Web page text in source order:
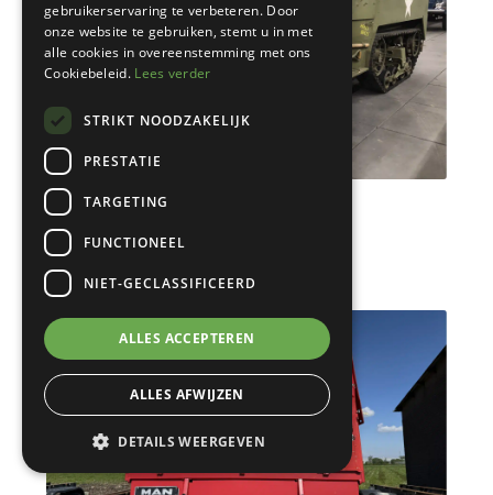
M3 Half-Track
gebruikerservaring te verbeteren. Door
onze website te gebruiken, stemt u in met
alle cookies in overeenstemming met ons
Cookiebeleid. Lees verder
STRIKT NOODZAKELIJK
PRESTATIE
TARGETING
FUNCTIONEEL
NIET-GECLASSIFICEERD
ALLES ACCEPTEREN
ALLES AFWIJZEN
DETAILS WEERGEVEN